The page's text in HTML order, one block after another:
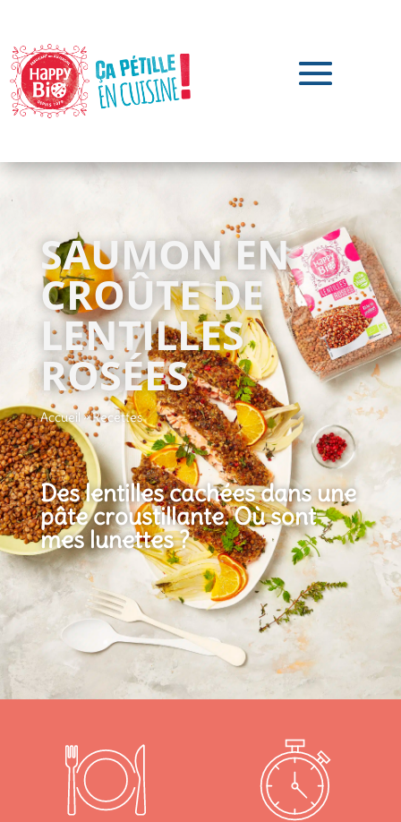
SAUMON EN
CROÛTE DE
LENTILLES
ROSÉES
Accueil »Recettes
Des lentilles cachées dans une
pâte croustillante. Où sont
mes lunettes ?